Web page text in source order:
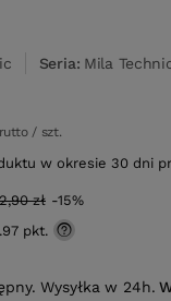
Seria Mila
/ szt.
w okresie 30 dni
zł -15%
pkt.
Wysyłka w 24h.